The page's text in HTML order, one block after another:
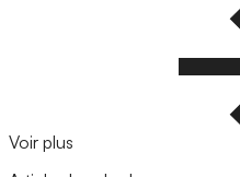
Voir plus